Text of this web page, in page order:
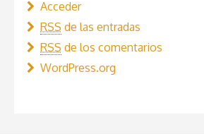
Acceder
RSS de las entradas
RSS de los comentarios
WordPress.org